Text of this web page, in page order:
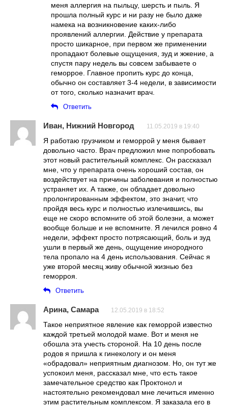
меня аллергия на пыльцу, шерсть и пыль. Я
прошла полный курс и ни разу не было даже
намека на возникновение каких-либо
проявлений аллергии. Действие у препарата
просто шикарное, при первом же применении
пропадают болевые ощущения, зуд и жжение, а
спустя пару недель вы совсем забываете о
геморрое. Главное пропить курс до конца,
обычно он составляет 3-4 недели, в зависимости
от того, сколько назначит врач.
Ответить
Иван, Нижний Новгород 11.05.2019 в 19:40
Я работаю грузчиком и геморрой у меня бывает
довольно часто. Врач предложил мне попробовать
этот новый растительный комплекс. Он рассказал
мне, что у препарата очень хороший состав, он
воздействует на причины заболевания и полностью
устраняет их. А также, он обладает довольно
пролонгированным эффектом, это значит, что
пройдя весь курс и полностью излечившись, вы
еще не скоро вспомните об этой болезни, а может
вообще больше и не вспомните. Я лечился ровно 4
недели, эффект просто потрясающий, боль и зуд
ушли в первый же день, ощущение инородного
тела пропало на 4 день использования. Сейчас я
уже второй месяц живу обычной жизнью без
геморроя.
Ответить
Арина, Самара 12.05.2019 в 18:52
Такое неприятное явление как геморрой известно
каждой третьей молодой маме. Вот и меня не
обошла эта учесть стороной. На 10 день после
родов я пришла к гинекологу и он меня
«обрадовал» неприятным диагнозом. Но, он тут же
успокоил меня, рассказал мне, что есть такое
замечательное средство как Проктонол и
настоятельно рекомендовал мне лечиться именно
этим растительным комплексом. Я заказала его в